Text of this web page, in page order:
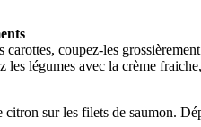
carottes, coupez-les
les légumes avec la crème
citron sur les filets de saumon.